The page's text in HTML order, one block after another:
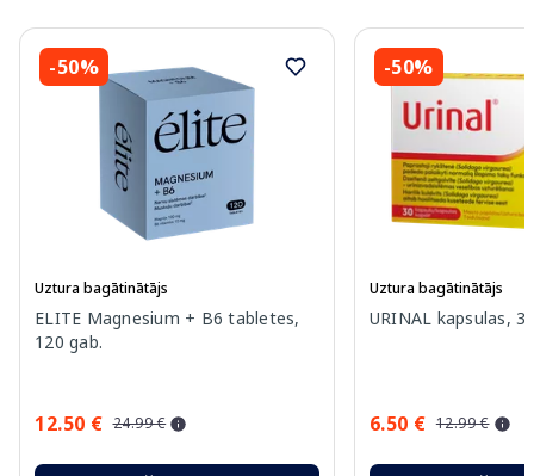
-50%
Uztura bagātinātājs
ELITE Magnesium + B6 tabletes,
120 gab.
12.50 € 24.99 €
-50%
Uztura bagātinātājs
URINAL kapsulas,
6.50 € 12.99 €